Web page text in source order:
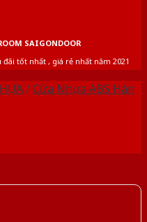
SAIGONDOOR
tốt nhất , giá rẻ nhất năm 2021
/Cửa Nhựa ABS Hàn